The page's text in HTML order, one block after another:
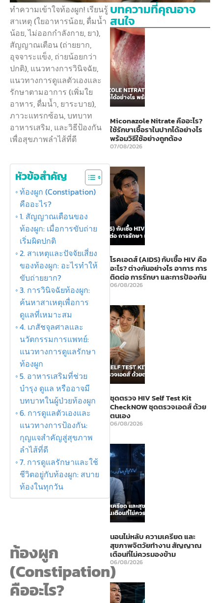
ทำความเข้าใจท้องผูก! เรียนรู้
สาเหตุ (ใยอาหารน้อย, ดื่มน้ำ
น้อย, ไม่ออกกำลังกาย, ยา),
สัญญาณเตือน (ถ่ายยาก,
อุจจาระแข็ง, ถ่ายน้อยกว่า
ปกติ), แนวทางการวินิจฉัย,
แนวทางการดูแลตัวเองและ
รักษาตามอาการ (เพิ่มใย
อาหาร, ดื่มน้ำ, ยาระบาย),
ภาวะแทรกซ้อน, บทบาท
อาหารเสริม, และวิธีป้องกัน
เพื่อสุขภาพลำไส้ที่ดี
หัวข้อสำคัญ
ท้องผูก (Constipation)
คืออะไร?
1. สัญญาณเตือนของ
ท้องผูก: เมื่อการขับถ่าย
เริ่มผิดปกติ
2. สาเหตุและปัจจัยเสี่ยง
ของท้องผูก: อะไรทำให้
ขับถ่ายยาก?
3. การวินิจฉัยท้องผูก:
ค้นหาสาเหตุเพื่อการ
ดูแลที่เหมาะสม
4. เภสัชจุลศาลและ
นวัตกรรมการแพทย์:
แนวทางการดูแลรักษา
ท้องผูก
5. อาหารเสริมที่ช่วย
บำรุง ดูแล หรืออาจมี
บทบาทในผู้ป่วยท้องผูก
6. การดูแลตัวเองและ
แนวทางการป้องกัน:
กุญแจสำคัญสู่สุขภาพ
ลำไส้ที่ดี
7. การดูแลรักษาและใช้
ชีวิตอยู่กับท้องผูก: สบาย
ท้องในทุกวัน
ท้องผูก
(Constipation)
คืออะไร?
บทความที่คุณอาจ
สนใจ
Miconazole Nitrate คืออะไร?
ใช้รักษาเชื้อราในปากได้อย่างไร
พร้อมวิธีใช้อย่างถูกต้อง
07/08/2026
โรคเอดส์ (AIDS) กับเชื้อ HIV คือ
อะไร? ต่างกันอย่างไร อาการ การ
ติดต่อ การรักษา และการป้องกัน
06/08/2026
ชุดตรวจ HIV Self Test Kit
CheckNOW ชุดตรวจเอดส์ ด้วย
ตนเอง
06/08/2026
นอนไม่หลับ ความเครียด และ
สุขภาพจิตวัยทำงาน สัญญาณ
เตือนที่ไม่ควรมองข้าม
06/08/2026